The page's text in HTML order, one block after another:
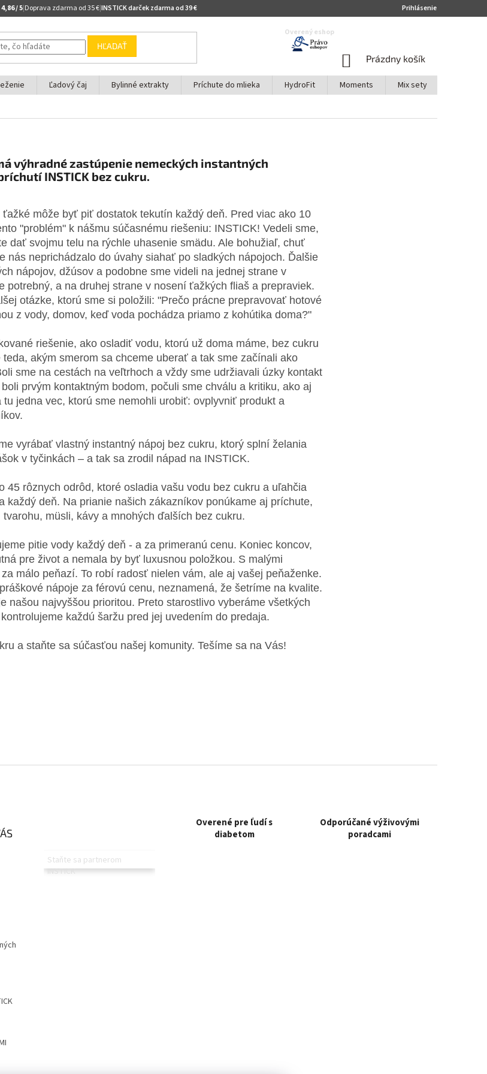
4,86 / 5|Doprava zdarma od 35 €|INSTICK darček zdarma od 39 € Prihlásenie
HĽADAŤ
Overený eshop
NÁKUPNÝ
Prázdny košík
Ľadový čaj Bylinné extrakty Príchute do mlieka HydroFit Moments Mix sety
výhradné zastúpenie nemeckých instantných
INSTICK bez cukru.
môže byť piť dostatok tekutín každý deň. Pred viac ako 10
"problém" k nášmu súčasnému riešeniu: INSTICK! Vedeli sme,
dať svojmu telu na rýchle uhasenie smädu. Ale bohužiaľ, chuť
nás neprichádzalo do úvahy siahať po sladkých nápojoch. Ďalšie
nápojov, džúsov a podobne sme videli na jednej strane v
potrebný, a na druhej strane v nosení ťažkých fliaš a prepraviek.
otázke, ktorú sme si položili: "Prečo prácne prepravovať hotové
z vody, domov, keď voda pochádza priamo z kohútika doma?"
riešenie, ako osladiť vodu, ktorú už doma máme, bez cukru
akým smerom sa chceme uberať a tak sme začínali ako
sme na cestách na veľtrhoch a vždy sme udržiavali úzky kontakt
prvým kontaktným bodom, počuli sme chválu a kritiku, ako aj
tu jedna vec, ktorú sme nemohli urobiť: ovplyvniť produkt a
vyrábať vlastný instantný nápoj bez cukru, ktorý splní želania
v tyčinkách – a tak sa zrodil nápad na INSTICK.
45 rôznych odrôd, ktoré osladia vašu vodu bez cukru a uľahčia
každý deň. Na prianie našich zákazníkov ponúkame aj príchute,
müsli, kávy a mnohých ďalších bez cukru.
pitie vody každý deň - a za primeranú cenu. Koniec koncov,
pre život a nemala by byť luxusnou položkou. S malými
málo peňazí. To robí radosť nielen vám, ale aj vašej peňaženke.
nápoje za férovú cenu, neznamená, že šetríme na kvalite.
našou najvyššou prioritou. Preto starostlivo vyberáme všetkých
každú šaržu pred jej uvedením do predaja.
a staňte sa súčasťou našej komunity. Tešíme sa na Vás!
Staňte sa partnerom
INSTICK
Overené pre ľudí s
diabetom
Odporúčané výživovými
poradcami